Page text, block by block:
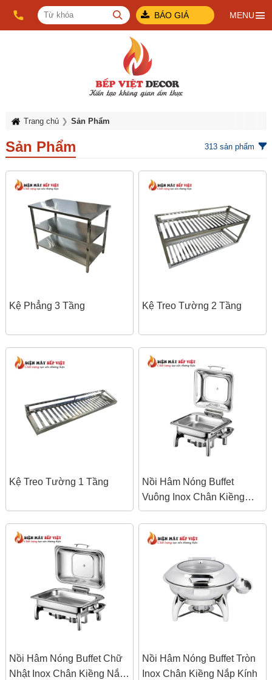
BÁO GIÁ MENU
Trang chủ Sản Phẩm
Sản Phẩm 313 sản phẩm
Kệ Phẳng 3 Tầng Kệ Treo Tường 2 Tầng
Kệ Treo Tường 1 Tầng
Nồi Hâm Nóng Buffet
Vuông Inox Chân Kiềng
Nắp Kính
Nồi Hâm Nóng Buffet Chữ
Nhật Inox Chân Kiềng Nắp
Nồi Hâm Nóng Buffet Tròn
Inox Chân Kiềng Nắp Kính